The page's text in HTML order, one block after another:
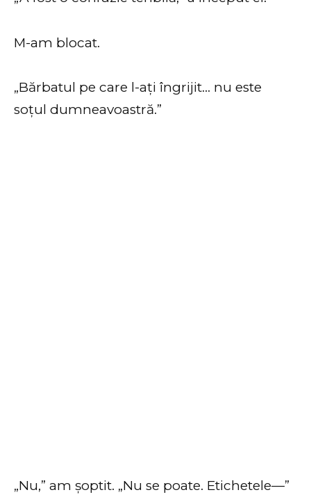
M-am blocat.
„Bărbatul pe care l-ați îngrijit… nu este
soțul dumneavoastră.”
„Nu,” am șoptit. „Nu se poate. Etichetele—”